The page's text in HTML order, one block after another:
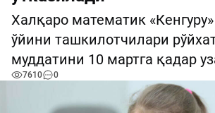
Халқаро математик
ўйини ташкилотчилари
муддатини 10 мартга қадар
7610 0